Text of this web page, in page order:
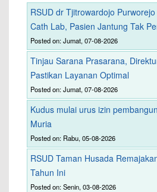
RSUD dr Tjitrowardojo
Cath Lab, Pasien Jantung Tak
Posted on: Jumat, 07-08-2026
Tinjau Sarana Prasarana,
Pastikan Layanan Optimal
Posted on: Jumat, 07-08-2026
Kudus mulai urus izin
Muria
Posted on: Rabu, 05-08-2026
RSUD Taman Husada
Tahun Ini
Posted on: Senin, 03-08-2026